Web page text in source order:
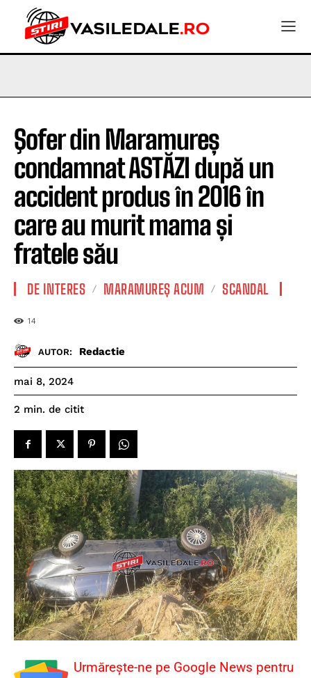
Şofer din Maramureș
condamnat ASTĂZI după un
accident produs în 2016 în
care au murit mama și
fratele său
DE INTERES MARAMUREȘ ACUM SCANDAL
14
AUTOR: Redactie
mai 8, 2024
2 min. de citit
Urmărește-ne pe Google News pentru